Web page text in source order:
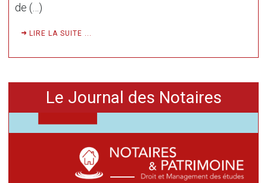
de (…)
LIRE LA SUITE ...
Le Journal des Notaires